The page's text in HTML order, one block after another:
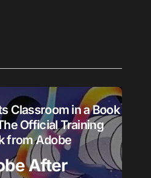
Classroom in a Book
Official Training
from Adobe
After